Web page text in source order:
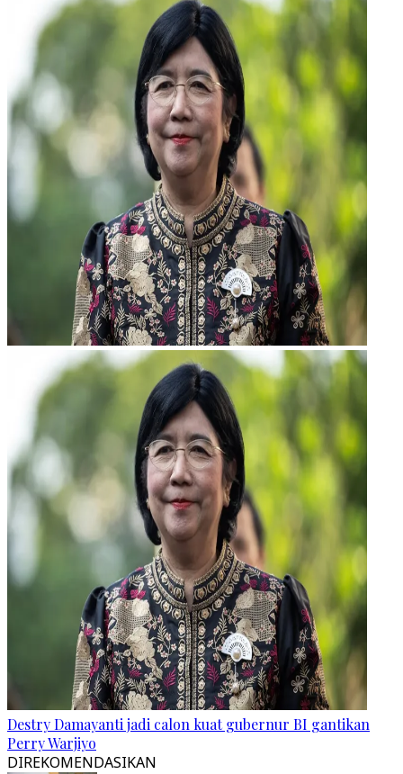
Destry Damayanti jadi calon kuat gubernur BI gantikan
Perry Warjiyo
DIREKOMENDASIKAN